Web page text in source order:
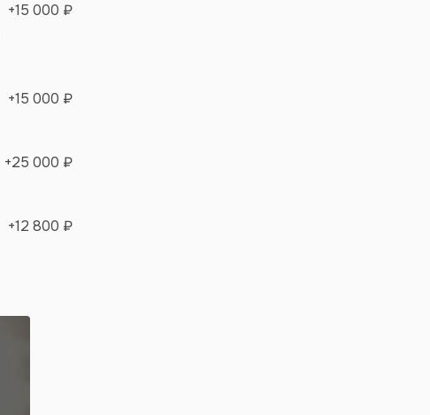
+15 000 ₽
+15 000 ₽
+25 000 ₽
+12 800 ₽